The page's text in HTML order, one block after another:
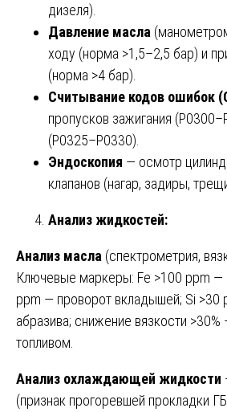
дизеля).
Давление масла
ходу (норма >1,5–2,5 бар) и
(норма >4 бар).
Считывание кодов ошибок
пропусков зажигания
(P0325–P0330).
Эндоскопия — осмотр
клапанов (нагар, задиры,
Анализ жидкостей:
Анализ масла (спектрометрия,
Ключевые маркеры: Fe >100 ppm —
ppm — проворот вкладышей; Si >30
абразива; снижение вязкости
топливом.
Анализ охлаждающей жидкости
(признак прогоревшей прокладки